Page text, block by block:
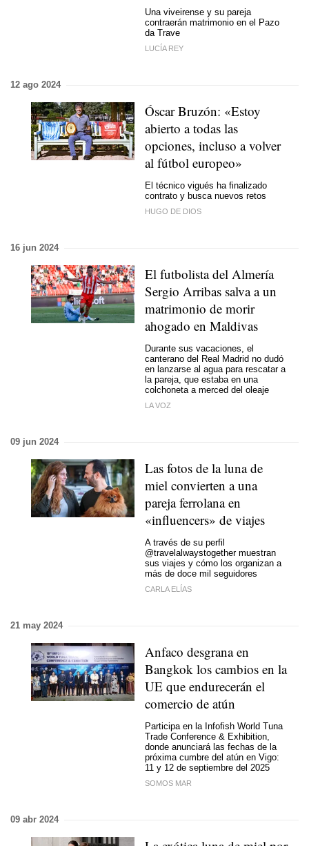
Una viveirense y su pareja
contraerán matrimonio en el Pazo
da Trave
LUCÍA REY
12 ago 2024
Óscar Bruzón: «Estoy
abierto a todas las
opciones, incluso a volver
al fútbol europeo»
El técnico vigués ha finalizado
contrato y busca nuevos retos
HUGO DE DIOS
16 jun 2024
El futbolista del Almería
Sergio Arribas salva a un
matrimonio de morir
ahogado en Maldivas
Durante sus vacaciones, el
canterano del Real Madrid no dudó
en lanzarse al agua para rescatar a
la pareja, que estaba en una
colchoneta a merced del oleaje
LA VOZ
09 jun 2024
Las fotos de la luna de
miel convierten a una
pareja ferrolana en
«influencers» de viajes
A través de su perfil
@travelalwaystogether muestran
sus viajes y cómo los organizan a
más de doce mil seguidores
CARLA ELÍAS
21 may 2024
Anfaco desgrana en
Bangkok los cambios en la
UE que endurecerán el
comercio de atún
Participa en la Infofish World Tuna
Trade Conference & Exhibition,
donde anunciará las fechas de la
próxima cumbre del atún en Vigo:
11 y 12 de septiembre del 2025
SOMOS MAR
09 abr 2024